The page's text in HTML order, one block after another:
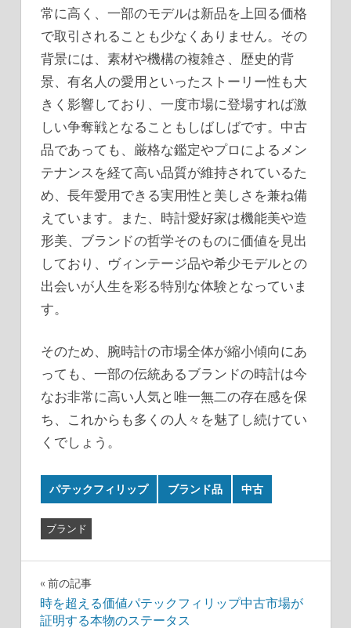
常に高く、一部のモデルは新品を上回る価格
で取引されることも少なくありません。その
背景には、素材や機構の複雑さ、歴史的背
景、有名人の愛用といったストーリー性も大
きく影響しており、一度市場に登場すれば激
しい争奪戦となることもしばしばです。中古
品であっても、厳格な鑑定やプロによるメン
テナンスを経て高い品質が維持されているた
め、長年愛用できる実用性と美しさを兼ね備
えています。また、時計愛好家は機能美や造
形美、ブランドの哲学そのものに価値を見出
しており、ヴィンテージ品や希少モデルとの
出会いが人生を彩る特別な体験となっていま
す。
そのため、腕時計の市場全体が縮小傾向にあ
っても、一部の伝統あるブランドの時計は今
なお非常に高い人気と唯一無二の存在感を保
ち、これからも多くの人々を魅了し続けてい
くでしょう。
パテックフィリップ ブランド品 中古
ブランド
投
稿
前の記事
時を超える価値パテックフィリップ中古市場が
証明する本物のステータス